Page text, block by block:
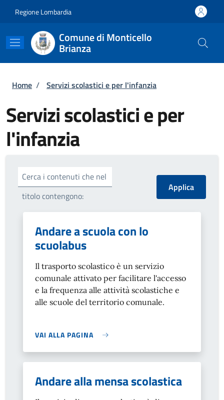
Regione Lombardia
Comune di Monticello
Brianza
Briciole di pane
Home / Servizi scolastici e per l'infanzia
Servizi scolastici e per
l'infanzia
Cerca i contenuti che nel
titolo contengono:
Andare a scuola con lo
scuolabus
Il trasporto scolastico è un servizio
comunale attivato per facilitare l'accesso
e la frequenza alle attività scolastiche e
alle scuole del territorio comunale.
VAI ALLA PAGINA
Andare alla mensa scolastica